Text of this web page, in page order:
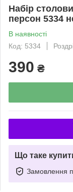
Набір
персон 5334
В наявності
Код: 5334
390 ₴
Що таке
Замовлення